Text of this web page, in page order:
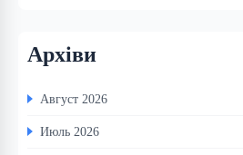
Архіви
Август 2026
Июль 2026